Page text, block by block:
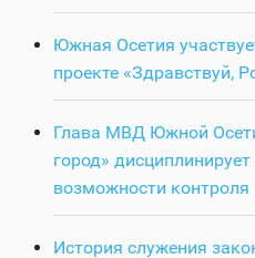
Южная Осетия
проекте «Здравствуй,
Глава МВД Южной
город»
возможности контроля
История служения